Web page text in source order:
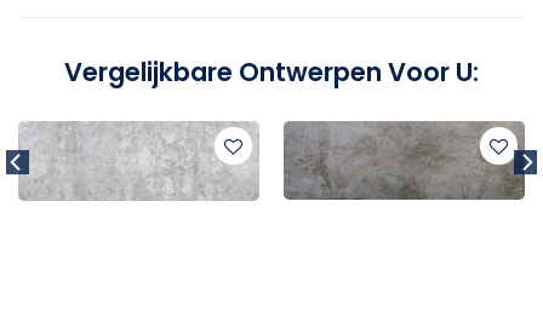
Vergelijkbare Ontwerpen Voor U: